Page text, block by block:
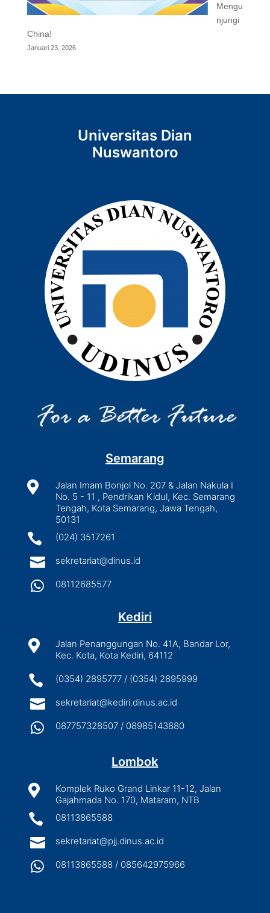
Mengu
njungi
China!
Januari 23, 2026
Universitas Dian
Nuswantoro
Semarang

Jalan Imam Bonjol No. 207 & Jalan Nakula I
No. 5 - 11 , Pendrikan Kidul, Kec. Semarang
Tengah, Kota Semarang, Jawa Tengah,
50131
 (024) 3517261
 sekretariat@dinus.id
 08112685577
Kediri

Jalan Penanggungan No. 41A, Bandar Lor,
Kec. Kota, Kota Kediri, 64112
 (0354) 2895777 / (0354) 2895999
 sekretariat@kediri.dinus.ac.id
 087757328507 / 08985143880
Lombok

Komplek Ruko Grand Linkar 11-12, Jalan
Gajahmada No. 170, Mataram, NTB
 08113865588
 sekretariat@pjj.dinus.ac.id
 08113865588 / 085642975966